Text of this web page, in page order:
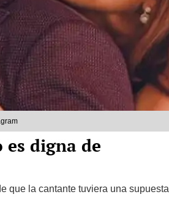
digna de
que la cantante tuviera una supuesta